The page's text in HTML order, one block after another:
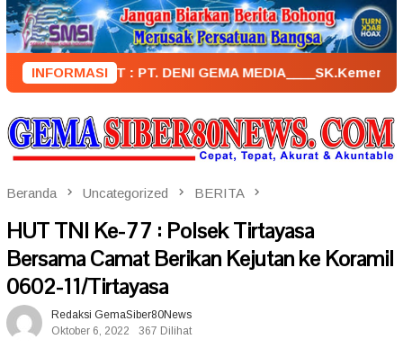
Loncat
ke
konten
INFORMASI
PENERBIT : PT. DENI GEMA
Beranda Uncategorized BERITA
HUT TNI Ke-77 : Polsek Tirtayasa
Bersama Camat Berikan Kejutan ke Koramil
0602-11/Tirtayasa
Redaksi GemaSiber80News
Oktober 6, 2022
367 Dilihat